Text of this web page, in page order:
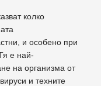
колко
и особено при
е най-
на организма от
и техните